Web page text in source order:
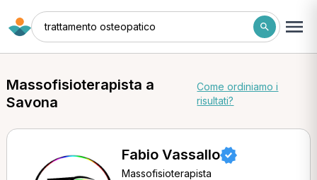
trattamento osteopatico
Massofisioterapista a
Savona
Come ordiniamo i
risultati?
Fabio Vassallo
Massofisioterapista